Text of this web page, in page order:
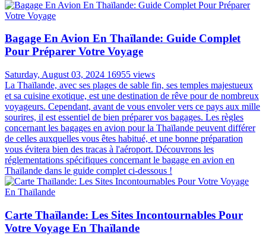
Bagage En Avion En Thaïlande: Guide Complet
Pour Préparer Votre Voyage
Saturday, August 03, 2024 16955 views
La Thaïlande, avec ses plages de sable fin, ses temples majestueux
et sa cuisine exotique, est une destination de rêve pour de nombreux
voyageurs. Cependant, avant de vous envoler vers ce pays aux mille
sourires, il est essentiel de bien préparer vos bagages. Les règles
concernant les bagages en avion pour la Thaïlande peuvent différer
de celles auxquelles vous êtes habitué, et une bonne préparation
vous évitera bien des tracas à l'aéroport. Découvrons les
réglementations spécifiques concernant le bagage en avion en
Thaïlande dans le guide complet ci-dessous !
Carte Thaïlande: Les Sites Incontournables Pour
Votre Voyage En Thaïlande